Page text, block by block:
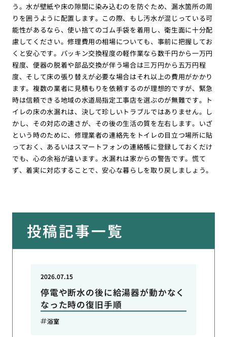
う。水が壁紙や床の隙間に染み込むのを防ぐため、漏水箇所の周
りを囲うように配置します。この際、もし汚水が混じっている可
能性があるなら、使い捨てのゴム手袋を着用し、衛生面に十分配
慮してください。修理費用の相場についても、事前に把握してお
くと安心です。パッキン交換程度の軽作業なら数千円から一万円
程度、便器の脱着や部品交換が伴う場合は三万円から五万円程
度、そして床の張り替えが必要な場合はそれ以上の費用がかかり
ます。複数の業者に見積もりを依頼するのが理想的ですが、緊急
時は信頼できる地域の水道局指定工事店を選ぶのが無難です。ト
イレの床の水漏れは、決して珍しいトラブルではありません。し
かし、その対応の速さが、その後の生活の質を左右します。いざ
という時のために、修理業者の連絡先をトイレの目立つ場所に貼
っておく、あるいはスマートフォンの連絡帳に登録しておくだけ
でも、心の余裕が違います。水漏れは家からの警告です。慌て
ず、着実に対応することで、安心な暮らしを取り戻しましょう。
投稿記事一覧
停電や断水の後に給湯器が動かなく
なった時の復旧手順
2026.07.15
浴室